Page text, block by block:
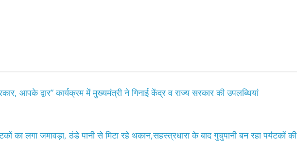
आपके द्वार” कार्यक्रम में मुख्यमंत्री ने गिनाई केंद्र व राज्य सरकार की उपलब्धियां
का लगा जमावड़ा, ठंडे पानी से मिटा रहे थकान,सहस्त्रधारा के बाद गुचुपानी बन रहा पर्यटकों की